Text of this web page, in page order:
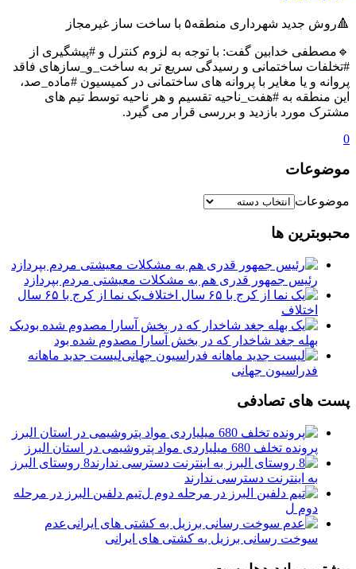
🔺روش جدید شهرداری منطقه۵ با ساخت ساز غیرمجاز
🔹مصطفی خدابین گفت: با توجه به لزوم کنترل و #پیشگیری از
#تخلفات ساختمانی و رسیدگی سریع تر به ساخت_و_سازهای فاقد
پروانه و یا مغایر با پروانه های ساختمانی در کمیسیون #ماده_صد،
این منطقه به #هفت_ناحیه تقسیم و هر ناحیه توسط تیم های
مشترک مورد بازدید و بررسی قرار می گیرد.
0
موضوعات
موضوعات
محبوبترین ها
رئیس جمهور قدری هم به مشکلات معیشتی مردم بپردازد
یک نما از کرج با ۶۵ سال
اختلاف
یک
بهله جغد شاخدار که در بخش آسارا مصدوم شده بود
لیست جدید ماهانه
فدراسیون جهانی
پست های تصادفی
پرونده تخلف 680 میلیاردی مواد پتروشیمی در استان البرز
8 روستای البرز
به اینترنت دسترسی ندارند
تيم دلفين البرز در مرحله
دوم ل
عدم
سوخت رسانی برزیل به کشتی های ایرانی